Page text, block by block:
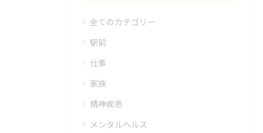
全てのカテゴリー
駅前
仕事
家族
精神疾患
メンタルヘルス